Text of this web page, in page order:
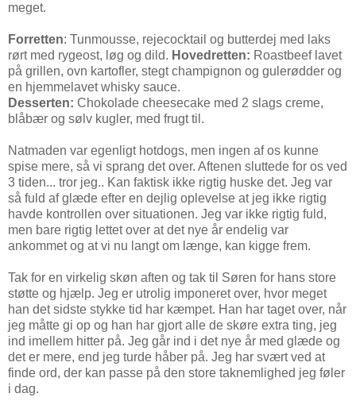
meget.
Forretten: Tunmousse, rejecocktail og butterdej med laks
rørt med rygeost, løg og dild. Hovedretten: Roastbeef lavet
på grillen, ovn kartofler, stegt champignon og gulerødder og
en hjemmelavet whisky sauce.
Desserten: Chokolade cheesecake med 2 slags creme,
blåbær og sølv kugler, med frugt til.
Natmaden var egenligt hotdogs, men ingen af os kunne
spise mere, så vi sprang det over. Aftenen sluttede for os ved
3 tiden... tror jeg.. Kan faktisk ikke rigtig huske det. Jeg var
så fuld af glæde efter en dejlig oplevelse at jeg ikke rigtig
havde kontrollen over situationen. Jeg var ikke rigtig fuld,
men bare rigtig lettet over at det nye år endelig var
ankommet og at vi nu langt om længe, kan kigge frem.
Tak for en virkelig skøn aften og tak til Søren for hans store
støtte og hjælp. Jeg er utrolig imponeret over, hvor meget
han det sidste stykke tid har kæmpet. Han har taget over, når
jeg måtte gi op og han har gjort alle de skøre extra ting, jeg
ind imellem hitter på. Jeg går ind i det nye år med glæde og
det er mere, end jeg turde håber på. Jeg har svært ved at
finde ord, der kan passe på den store taknemlighed jeg føler
i dag.